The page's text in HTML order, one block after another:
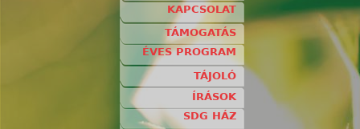
KAPCSOLAT
TÁMOGATÁS
ÉVES PROGRAM
TÁJOLÓ
ÍRÁSOK
SDG HÁZ